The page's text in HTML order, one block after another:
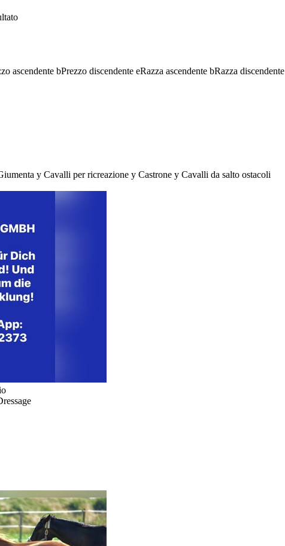
ascendente bPrezzo discendente eRazza ascendente bRazza discendente
y Cavalli per ricreazione y Castrone y Cavalli da salto ostacoli